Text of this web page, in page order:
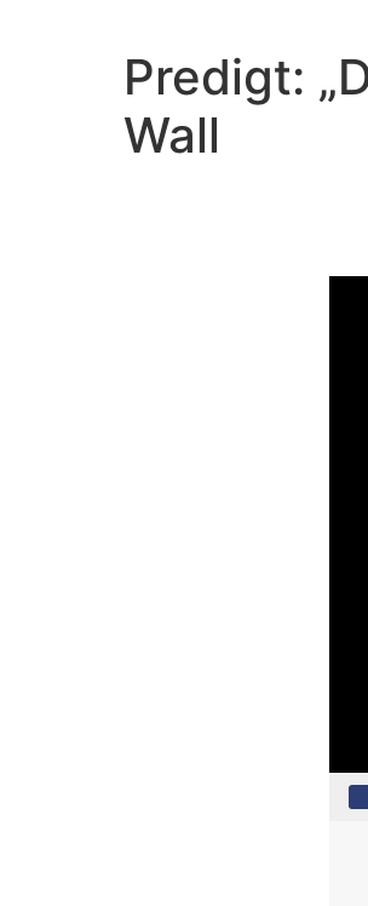
Predigt:
Wall
Video-